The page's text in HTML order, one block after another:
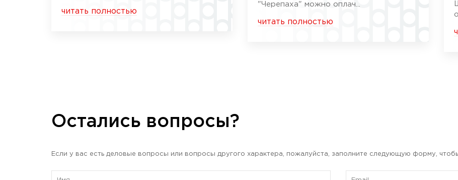
читать полностью
"Черепаха" можно оплач...
читать полностью
Остались вопросы?
Если у вас есть деловые вопросы или вопросы другого характера, пожалуйста, заполните следующую форму,